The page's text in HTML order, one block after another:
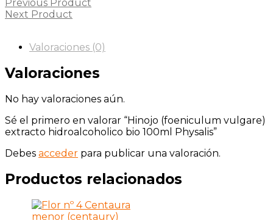
Previous Product
Next Product
Valoraciones (0)
Valoraciones
No hay valoraciones aún.
Sé el primero en valorar “Hinojo (foeniculum vulgare)
extracto hidroalcoholico bio 100ml Physalis”
Debes acceder para publicar una valoración.
Productos relacionados